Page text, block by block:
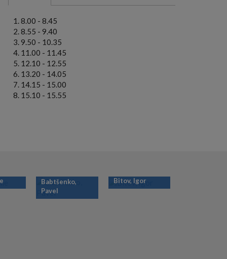
8.00 - 8.45
8.55 - 9.40
9.50 - 10.35
11.00 - 11.45
12.10 - 12.55
13.20 - 14.05
14.15 - 15.00
15.10 - 15.55
Babtšenko,
Pavel
Bitov, Igor